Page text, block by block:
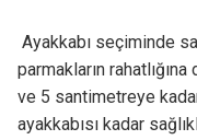
Ayakkabı seçiminde
parmakların
ve 5 santimetreye
ayakkabısı kadar